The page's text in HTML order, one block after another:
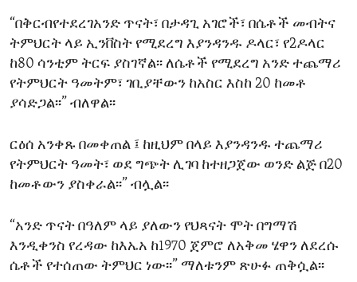
ECONOMY AND TRADE
ENVIRONMENT AND HEALTH
“በቅርብየተደረገአንድ ጥናት፣ በታዳጊ አገሮች፣ በሴቶች መብትና
ትምህርት ላይ ኢንቨስት የሚደረግ እያንዳንዱ ዶላር፣ የ2ዶላር
ከ80 ሳንቲም ትርፍ ያስገኛል፡፡ ለሴቶች የሚደረግ አንድ ተጨማሪ
የትምህርት ዓመትም፣ ገቢያቸውን ከአስር እስከ 20 ከመቶ
ያሳድጋል፡፡” ብለዋል፡፡
ርዕሰ አንቀጹ በመቀጠል ፤ ከዚህም በላይ እያንዳንዱ ተጨማሪ
የትምህርት ዓመት፣ ወደ ግጭት ሊገባ ከተዘጋጀው ወንድ ልጅ በ20
ከመቶውን ያስቀራል፡፡” ብሏል፡፡
“አንድ ጥናት በዓለም ላይ ያለውን የህጻናት ሞት በግማሽ
እንዲቀንስ የረዳው ከእኤአ ከ1970 ጀምሮ ለአቅመ ሄዋን ለደረሱ
ሴቶች የተሰጠው ትምህር ነው፡፡” ማለቱንም ጽሁፉ ጠቅሷል፡፡